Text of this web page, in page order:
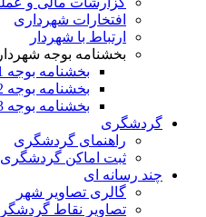
افتخارات شهرداری
ارتباط با شهردار
بخشنامه بوجه
بخشنامه بوجه 1401 شهرداری ها
بخشنامه بوجه 1402 شهرداری ها
بخشنامه بوجه 1403 شهرداری ها
گردشگری
راهنمای گردشگری
ثبت اماکن گردشگری
چند رسانه ای
گالری تصاویر شهر
تصاویر نقاط